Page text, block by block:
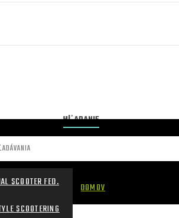
HĽADANIE
DOMOV
SCOOTER FED.
SCOOTERING